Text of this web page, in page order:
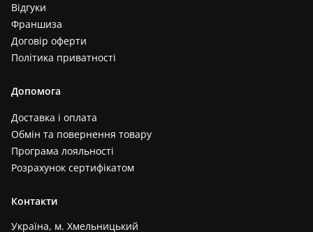
Відгуки
Франшиза
Договір оферти
Політика приватності
Допомога
Доставка і оплата
Обмін та повернення товару
Програма лояльності
Розрахунок сертифікатом
Контакти
Україна, м. Хмельницький